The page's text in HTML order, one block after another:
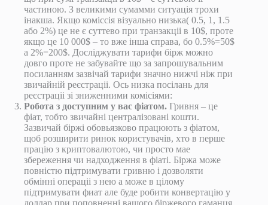
частиною. З великими сумамми ситуація трохи
інакша. Якщо коміссія візуально низька( 0.5, 1, 1.5
або 2%) це не є суттево при транзакціі в 10$, проте
якщо це 10 000$ – то вже інша справа, бо 0.5%=50$
а 2%=200$. Досліджувати тарифи бірж можно
довго проте не забувайте що за запрошувальним
посиланням зазвічай тарифи значно нижчі ніж при
звичайній реєстраціі. Ось низка посілань для
реєстраціі зі зниженними комісіями:
Робота з доступним у вас фіатом. Гривня – це
фіат, тобто звичайні централізовані кошти.
Зазвичай біржі обовьязково працюють з фіатом,
щоб розширити ринок користувачів, хто в перше
працію з криптовалютою, чи просто мае
збереження чи надходження в фіаті. Біржа може
повністю підтримувати гривню і дозволяти
обмінні операціі з нею а може в цілому
підтримувати фиат але буде робити конвертацію у
доллар при поповненні вашого біржевого гаманця.